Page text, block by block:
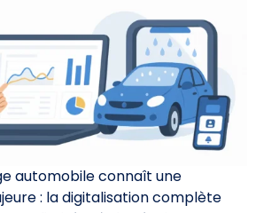
automobile connaît une
: la digitalisation complète